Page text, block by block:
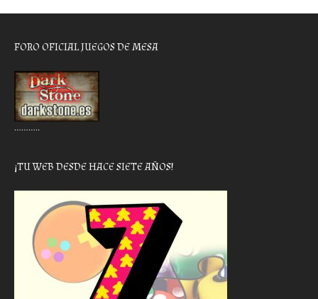
FORO OFICIAL JUEGOS DE MESA
………..
¡TU WEB DESDE HACE SIETE AÑOS!